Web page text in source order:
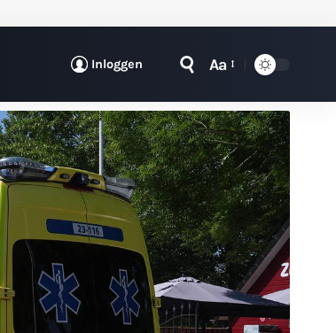
Inloggen Aa